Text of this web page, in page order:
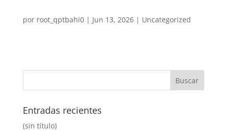
por root_qptbahi0| Jun 13, 2026| Uncategorized
Entradas recientes
(sin título)